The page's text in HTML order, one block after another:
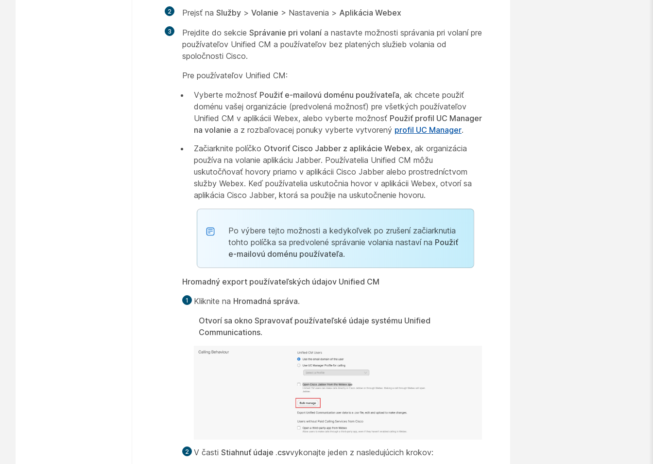
2 Prejsť na Služby > Volanie > Nastavenia > Aplikácia Webex
3 Prejdite do sekcie Správanie pri volaní a nastavte možnosti správania pri volaní pre
používateľov Unified CM a používateľov bez platených služieb volania od
spoločnosti Cisco.
Pre používateľov Unified CM:
Vyberte možnosť Použiť e-mailovú doménu používateľa, ak chcete použiť
doménu vašej organizácie (predvolená možnosť) pre všetkých používateľov
Unified CM v aplikácii Webex, alebo vyberte možnosť Použiť profil UC Manager
na volanie a z rozbaľovacej ponuky vyberte vytvorený profil UC Manager.
Začiarknite políčko Otvoriť Cisco Jabber z aplikácie Webex, ak organizácia
používa na volanie aplikáciu Jabber. Používatelia Unified CM môžu
uskutočňovať hovory priamo v aplikácii Cisco Jabber alebo prostredníctvom
služby Webex. Keď používatelia uskutočnia hovor v aplikácii Webex, otvorí sa
aplikácia Cisco Jabber, ktorá sa použije na uskutočnenie hovoru.
Po výbere tejto možnosti a kedykoľvek po zrušení začiarknutia
tohto políčka sa predvolené správanie volania nastaví na Použiť
e-mailovú doménu používateľa.
Hromadný export používateľských údajov Unified CM
Kliknite na Hromadná správa.
Otvorí sa okno Spravovať používateľské údaje systému Unified
Communications.
V časti Stiahnuť údaje .csvvykonajte jeden z nasledujúcich krokov: